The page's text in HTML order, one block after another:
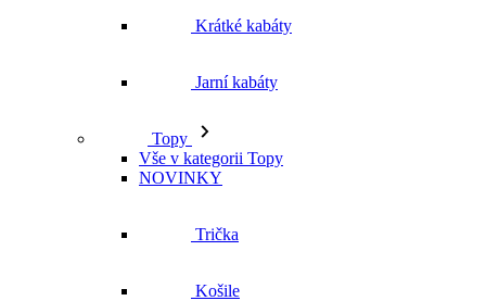
Krátké kabáty
Jarní kabáty
Topy
Vše v kategorii Topy
NOVINKY
Trička
Košile